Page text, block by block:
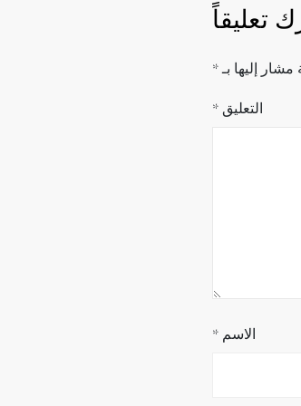
تعليقاً
مشار إليها بـ*
التعليق *
الاسم *